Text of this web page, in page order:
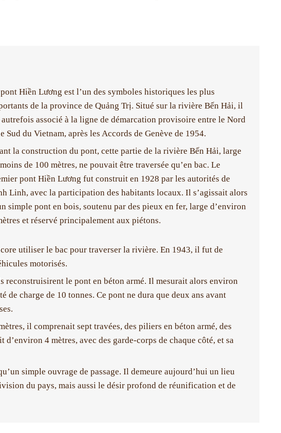
Hiền Lương est l’un des symboles historiques les plus
de la province de Quảng Trị. Situé sur la rivière Bến Hải, il
associé à la ligne de démarcation provisoire entre le Nord
Sud du Vietnam, après les Accords de Genève de 1954.
la construction du pont, cette partie de la rivière Bến Hải, large
de 100 mètres, ne pouvait être traversée qu’en bac. Le
pont Hiền Lương fut construit en 1928 par les autorités de
Linh, avec la participation des habitants locaux. Il s’agissait alors
simple pont en bois, soutenu par des pieux en fer, large d’environ
et réservé principalement aux piétons.
utiliser le bac pour traverser la rivière. En 1943, il fut de
motorisés.
reconstruisirent le pont en béton armé. Il mesurait alors environ
de charge de 10 tonnes. Ce pont ne dura que deux ans avant
il comprenait sept travées, des piliers en béton armé, des
4 mètres, avec des garde-corps de chaque côté, et sa
simple ouvrage de passage. Il demeure aujourd’hui un lieu
du pays, mais aussi le désir profond de réunification et de